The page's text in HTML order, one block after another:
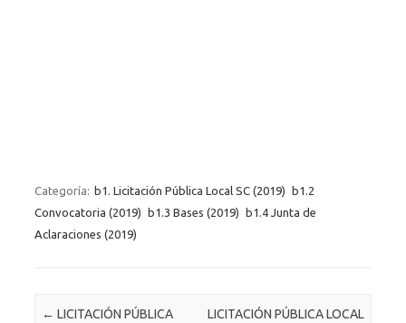
Categoría: b1. Licitación Pública Local SC (2019) b1.2
Convocatoria (2019) b1.3 Bases (2019) b1.4 Junta de
Aclaraciones (2019)
Post navigation
← LICITACIÓN PÚBLICA
LICITACIÓN PÚBLICA LOCAL